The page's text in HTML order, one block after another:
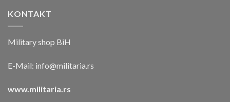
KONTAKT
Military shop BiH
E-Mail: info@militaria.rs
www.militaria.rs